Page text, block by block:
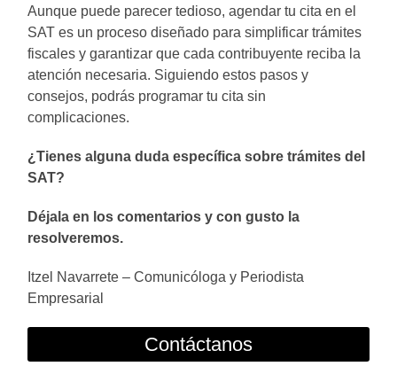
Aunque puede parecer tedioso, agendar tu cita en el
SAT es un proceso diseñado para simplificar trámites
fiscales y garantizar que cada contribuyente reciba la
atención necesaria. Siguiendo estos pasos y
consejos, podrás programar tu cita sin
complicaciones.
¿Tienes alguna duda específica sobre trámites del
SAT?
Déjala en los comentarios y con gusto la
resolveremos.
Itzel Navarrete – Comunicóloga y Periodista
Empresarial
Contáctanos